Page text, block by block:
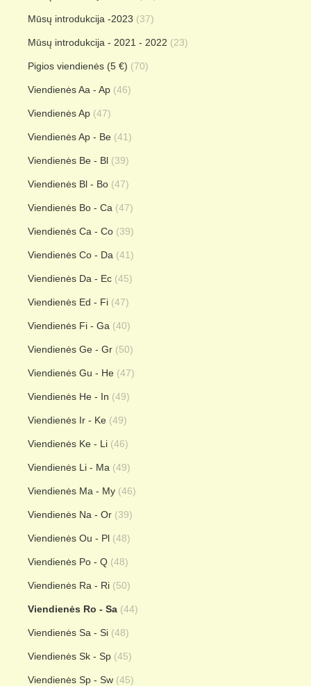
Mūsų introdukcija -2023 (37)
Mūsų introdukcija - 2021 - 2022 (23)
Pigios viendienės (5 €) (70)
Viendienės Aa - Ap (46)
Viendienės Ap (47)
Viendienės Ap - Be (41)
Viendienės Be - Bl (39)
Viendienės Bl - Bo (47)
Viendienės Bo - Ca (47)
Viendienės Ca - Co (39)
Viendienės Co - Da (41)
Viendienės Da - Ec (45)
Viendienės Ed - Fi (47)
Viendienės Fi - Ga (40)
Viendienės Ge - Gr (50)
Viendienės Gu - He (47)
Viendienės He - In (49)
Viendienės Ir - Ke (49)
Viendienės Ke - Li (46)
Viendienės Li - Ma (49)
Viendienės Ma - My (46)
Viendienės Na - Or (39)
Viendienės Ou - Pl (48)
Viendienės Po - Q (48)
Viendienės Ra - Ri (50)
Viendienės Ro - Sa (44)
Viendienės Sa - Si (48)
Viendienės Sk - Sp (45)
Viendienės Sp - Sw (45)